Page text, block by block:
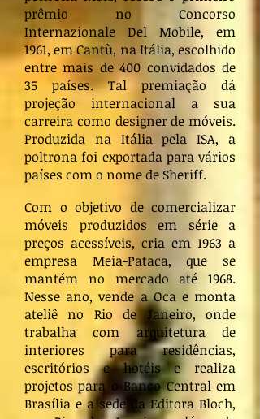
prêmio no Concorso
Internazionale Del Mobile, em
1961, em Cantù, na Itália, escolhido
entre mais de 400 convidados de
35 países. Tal premiação dá
projeção internacional a sua
carreira como designer de móveis.
Produzida na Itália pela ISA, a
poltrona foi exportada para vários
países com o nome de Sheriff.
Com o objetivo de comercializar
móveis produzidos em série a
preços acessíveis, cria em 1963 a
empresa Meia-Pataca, que se
mantém no mercado até 1968.
Nesse ano, vende a Oca e monta
ateliê no Rio de Janeiro, onde
trabalha com arquitetura de
interiores para residências,
escritórios e hotéis e realiza
projetos para o Banco Central em
Brasília e a sede da Editora Bloch,